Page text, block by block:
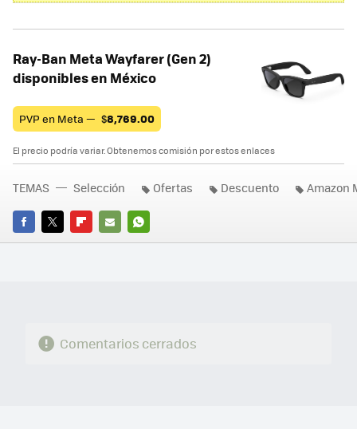
Ray-Ban Meta Wayfarer (Gen 2)
disponibles en México
PVP en Meta — $8,769.00
El precio podría variar. Obtenemos comisión por estos enlaces
FACEBOOK
TWITTERFLIPBOARD
E-
WHATSAPP
TEMAS Selección Ofertas Descuento Amazon
Comentarios cerrados